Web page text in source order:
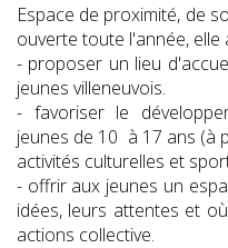
Espace de proximité, de
ouverte toute l'année, elle
- proposer un lieu
jeunes villeneuvois.
- favoriser le
jeunes de 10 à 17 ans (à
activités culturelles et
- offrir aux jeunes un
idées, leurs attentes et
actions collective.